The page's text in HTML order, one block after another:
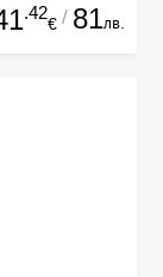
.42
€ / 81лв.